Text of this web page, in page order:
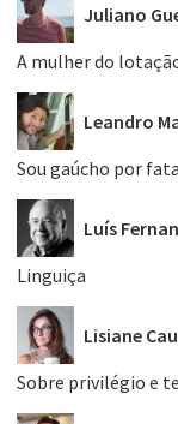
Juliano
A mulher do
Leandro
Sou gaúcho por
Luís
Linguiça
Lisiane
Sobre privilégio e